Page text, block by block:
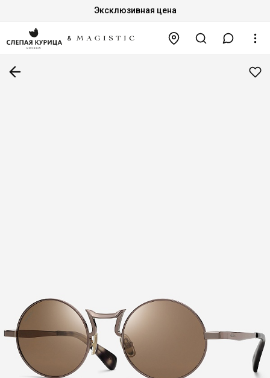
Эксклюзивная цена